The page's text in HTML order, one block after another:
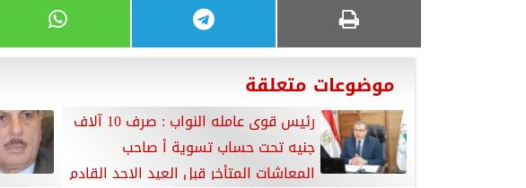
موضوعات متعلقة
رئيس قوى عامله النواب : صرف 10 آلاف
جنيه تحت حساب تسوية أ صاحب
المعاشات المتأخر قبل العيد الاحد القادم